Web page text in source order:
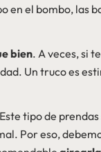
en el bombo, las
bien. A veces, si
Un truco es
Este tipo de
Por eso,